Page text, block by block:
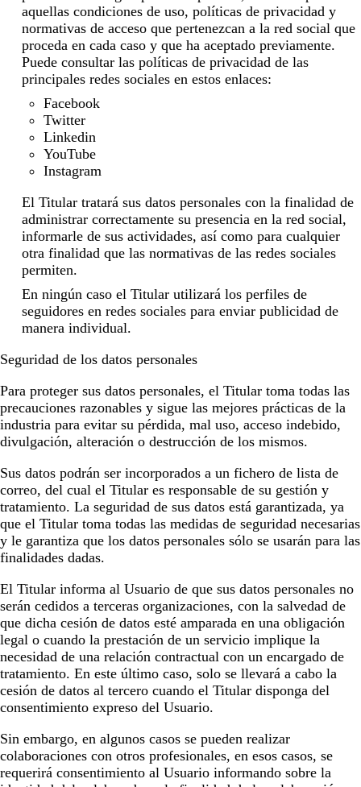
aquellas condiciones de uso, políticas de privacidad y
normativas de acceso que pertenezcan a la red social que
proceda en cada caso y que ha aceptado previamente.
Puede consultar las políticas de privacidad de las
principales redes sociales en estos enlaces:
Facebook
Twitter
Linkedin
YouTube
Instagram
El Titular tratará sus datos personales con la finalidad de
administrar correctamente su presencia en la red social,
informarle de sus actividades, así como para cualquier
otra finalidad que las normativas de las redes sociales
permiten.
En ningún caso el Titular utilizará los perfiles de
seguidores en redes sociales para enviar publicidad de
manera individual.
Seguridad de los datos personales
Para proteger sus datos personales, el Titular toma todas las
precauciones razonables y sigue las mejores prácticas de la
industria para evitar su pérdida, mal uso, acceso indebido,
divulgación, alteración o destrucción de los mismos.
Sus datos podrán ser incorporados a un fichero de lista de
correo, del cual el Titular es responsable de su gestión y
tratamiento. La seguridad de sus datos está garantizada, ya
que el Titular toma todas las medidas de seguridad necesarias
y le garantiza que los datos personales sólo se usarán para las
finalidades dadas.
El Titular informa al Usuario de que sus datos personales no
serán cedidos a terceras organizaciones, con la salvedad de
que dicha cesión de datos esté amparada en una obligación
legal o cuando la prestación de un servicio implique la
necesidad de una relación contractual con un encargado de
tratamiento. En este último caso, solo se llevará a cabo la
cesión de datos al tercero cuando el Titular disponga del
consentimiento expreso del Usuario.
Sin embargo, en algunos casos se pueden realizar
colaboraciones con otros profesionales, en esos casos, se
requerirá consentimiento al Usuario informando sobre la